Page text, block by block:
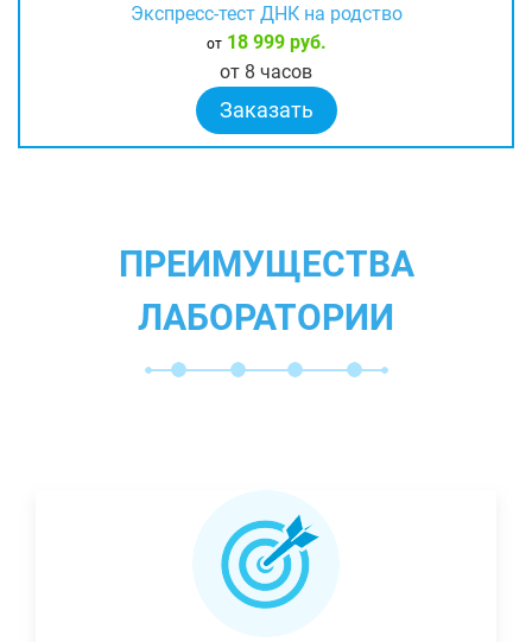
Экспресс-тест ДНК на родство
от18 999 руб.
от 8 часов
Заказать
ПРЕИМУЩЕСТВА
ЛАБОРАТОРИИ